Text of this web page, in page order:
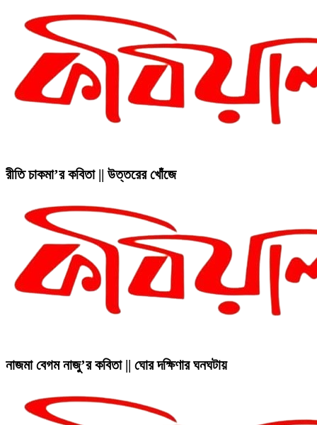
রীতি চাকমা’র কবিতা || উত্তরের খোঁজে
নাজমা বেগম নাজু’র কবিতা || ঘোর দক্ষিণার ঘনঘটায়